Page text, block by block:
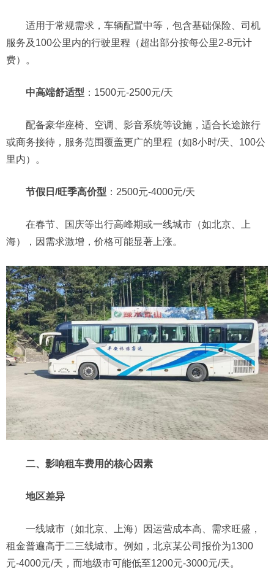
适用于常规需求，车辆配置中等，包含基础保险、司机
服务及100公里内的行驶里程（超出部分按每公里2-8元计
费）。
中高端舒适型 ：1500元-2500元/天
配备豪华座椅、空调、影音系统等设施，适合长途旅行
或商务接待，服务范围覆盖更广的里程（如8小时/天、100公
里内）。
节假日/旺季高价型 ：2500元-4000元/天
在春节、国庆等出行高峰期或一线城市（如北京、上
海），因需求激增，价格可能显著上涨。
二、影响租车费用的核心因素
地区差异
一线城市（如北京、上海）因运营成本高、需求旺盛，
租金普遍高于二三线城市。例如，北京某公司报价为1300
元-4000元/天，而地级市可能低至1200元-3000元/天。